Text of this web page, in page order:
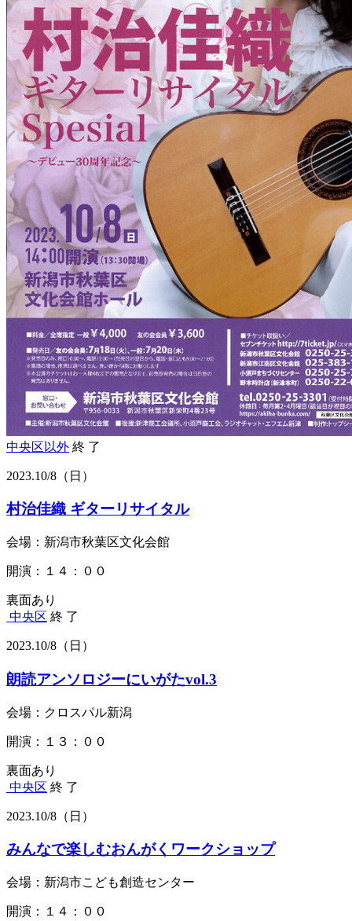
中央区以外 終 了
2023.10/8 （日）
村治佳織 ギターリサイタル
会場：新潟市秋葉区文化会館
開演：１４：００
裏面あり
中央区 終 了
2023.10/8 （日）
朗読アンソロジーにいがたvol.3
会場：クロスパル新潟
開演：１３：００
裏面あり
中央区 終 了
2023.10/8 （日）
みんなで楽しむおんがくワークショップ
会場：新潟市こども創造センター
開演：１４：００